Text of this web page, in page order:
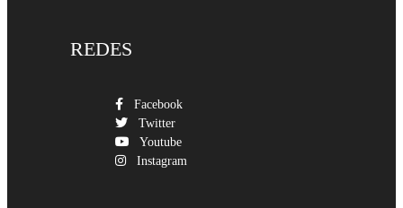
REDES
Facebook
Twitter
Youtube
Instagram